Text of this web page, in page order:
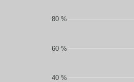
80 %
60 %
40 %